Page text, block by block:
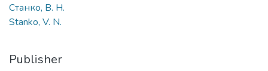
Станко, В. Н.
Stanko, V. N.
Publisher